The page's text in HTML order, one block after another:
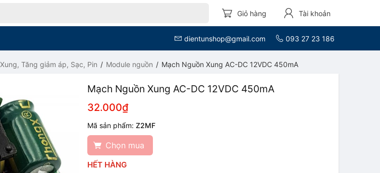
Giỏ hàng Tài khoản
dientunshop@gmail.com 093 27 23 186
Tăng giảm áp, Sạc, Pin Module nguồn Mạch Nguồn Xung AC-DC 12VDC 450mA
Mạch Nguồn Xung AC-DC 12VDC 450mA
32.000₫
Mã sản phẩm:Z2MF
Chọn mua
HẾT HÀNG